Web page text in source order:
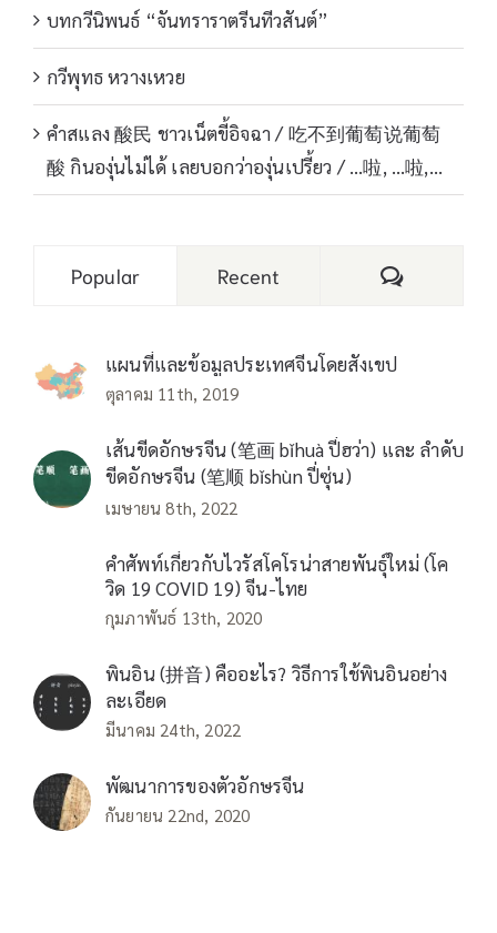
บทกวีนิพนธ์ “จันทราราตรีนทีวสันต์”
กวีพุทธ หวางเหวย
คำสแลง 酸民 ชาวเน็ตขี้อิจฉา / 吃不到葡萄说葡萄
酸 กินองุ่นไม่ได้ เลยบอกว่าองุ่นเปรี้ยว / …啦, …啦,…
Popular Recent Comments
แผนที่และข้อมูลประเทศจีนโดยสังเขป
ตุลาคม 11th, 2019
เส้นขีดอักษรจีน (笔画 bǐhuà ปี่ฮว่า) และ ลำดับ
ขีดอักษรจีน (笔顺 bǐshùn ปี่ซุ่น)
เมษายน 8th, 2022
คำศัพท์เกี่ยวกับไวรัสโคโรน่าสายพันธุ์ใหม่ (โค
วิด 19 COVID 19) จีน-ไทย
กุมภาพันธ์ 13th, 2020
พินอิน (拼音) คืออะไร? วิธีการใช้พินอินอย่าง
ละเอียด
มีนาคม 24th, 2022
พัฒนาการของตัวอักษรจีน
กันยายน 22nd, 2020